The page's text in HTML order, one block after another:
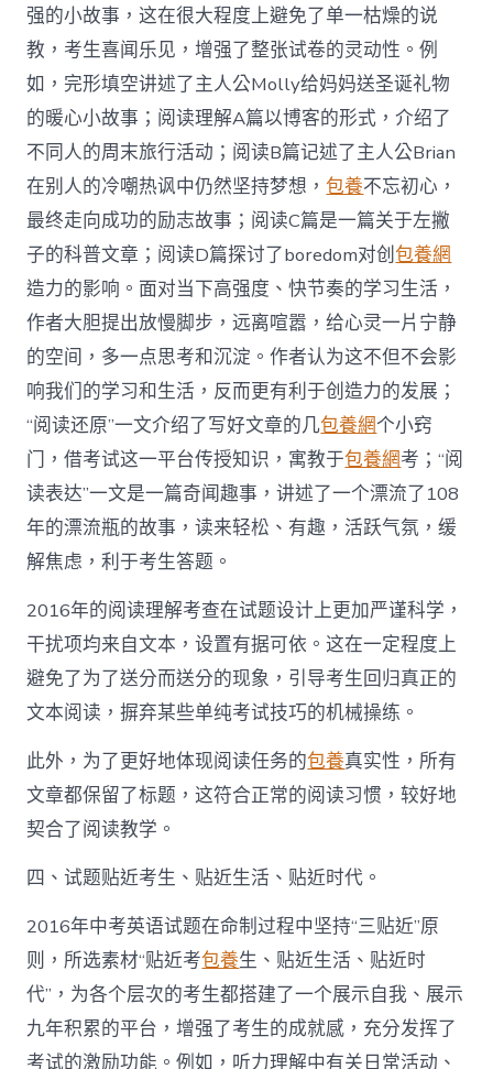
强的小故事，这在很大程度上避免了单一枯燥的说
教，考生喜闻乐见，增强了整张试卷的灵动性。例
如，完形填空讲述了主人公Molly给妈妈送圣诞礼物
的暖心小故事；阅读理解A篇以博客的形式，介绍了
不同人的周末旅行活动；阅读B篇记述了主人公Brian
在别人的冷嘲热讽中仍然坚持梦想，包養不忘初心，
最终走向成功的励志故事；阅读C篇是一篇关于左撇
子的科普文章；阅读D篇探讨了boredom对创包養網
造力的影响。面对当下高强度、快节奏的学习生活，
作者大胆提出放慢脚步，远离喧嚣，给心灵一片宁静
的空间，多一点思考和沉淀。作者认为这不但不会影
响我们的学习和生活，反而更有利于创造力的发展；
“阅读还原”一文介绍了写好文章的几包養網个小窍
门，借考试这一平台传授知识，寓教于包養網考；“阅
读表达”一文是一篇奇闻趣事，讲述了一个漂流了108
年的漂流瓶的故事，读来轻松、有趣，活跃气氛，缓
解焦虑，利于考生答题。
2016年的阅读理解考查在试题设计上更加严谨科学，
干扰项均来自文本，设置有据可依。这在一定程度上
避免了为了送分而送分的现象，引导考生回归真正的
文本阅读，摒弃某些单纯考试技巧的机械操练。
此外，为了更好地体现阅读任务的包養真实性，所有
文章都保留了标题，这符合正常的阅读习惯，较好地
契合了阅读教学。
四、试题贴近考生、贴近生活、贴近时代。
2016年中考英语试题在命制过程中坚持“三贴近”原
则，所选素材“贴近考包養生、贴近生活、贴近时
代”，为各个层次的考生都搭建了一个展示自我、展示
九年积累的平台，增强了考生的成就感，充分发挥了
考试的激励功能。例如，听力理解中有关日常活动、